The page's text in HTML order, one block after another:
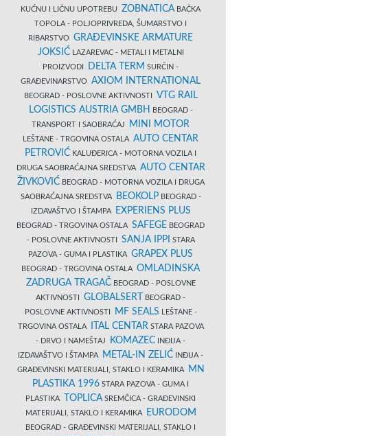
KUĆNU I LIČNU UPOTREBU ZOBNATICA BAČKA
TOPOLA - POLJOPRIVREDA, ŠUMARSTVO I
RIBARSTVO GRAĐEVINSKE ARMATURE
JOKSIĆLAZAREVAC - METALI I METALNI
PROIZVODI
DELTA TERM SURČIN -
GRAĐEVINARSTVO AXIOM INTERNATIONAL
BEOGRAD - POSLOVNE AKTIVNOSTI
VTG RAIL
LOGISTICS AUSTRIA GMBH
BEOGRAD -
TRANSPORT I SAOBRAĆAJ
MINI MOTOR
LEŠTANE - TRGOVINA OSTALA AUTO CENTAR
PETROVIĆ KALUĐERICA - MOTORNA VOZILA I
DRUGA SAOBRAĆAJNA SREDSTVA AUTO CENTAR
ŽIVKOVIĆBEOGRAD - MOTORNA VOZILA I DRUGA
SAOBRAĆAJNA SREDSTVA
BEOKOLPBEOGRAD -
IZDAVAŠTVO I ŠTAMPA
EXPERIENS PLUS
BEOGRAD - TRGOVINA OSTALA SAFEGE BEOGRAD
- POSLOVNE AKTIVNOSTI SANJA IPPI
STARA
PAZOVA - GUMA I PLASTIKA GRAPEX PLUS
BEOGRAD - TRGOVINA OSTALA OMLADINSKA
ZADRUGA TRAGAČBEOGRAD - POSLOVNE
AKTIVNOSTI GLOBALSERT
BEOGRAD -
POSLOVNE AKTIVNOSTI
MF SEALS LEŠTANE -
TRGOVINA OSTALA
ITAL CENTAR STARA PAZOVA
- DRVO I NAMEŠTAJ
KOMAZEC INĐIJA -
IZDAVAŠTVO I ŠTAMPA
METAL-IN ZELIĆ INĐIJA -
GRAĐEVINSKI MATERIJALI, STAKLO I KERAMIKA
MN
PLASTIKA 1996 STARA PAZOVA - GUMA I
PLASTIKA
TOPLICA SREMČICA - GRAĐEVINSKI
MATERIJALI, STAKLO I KERAMIKA
EURODOM
BEOGRAD - GRAĐEVINSKI MATERIJALI, STAKLO I